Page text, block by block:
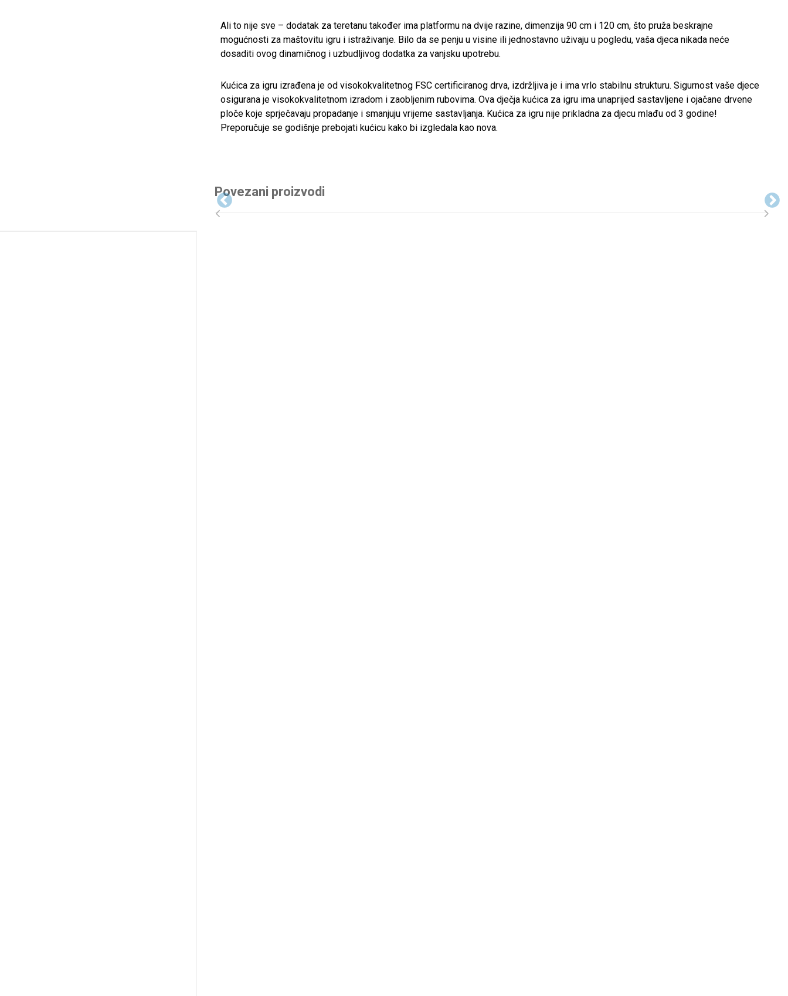
Ali to nije sve – dodatak za teretanu također ima platformu na dvije razine, dimenzija 90 cm i 120 cm, što pruža beskrajne
mogućnosti za maštovitu igru ​​i istraživanje. Bilo da se penju u visine ili jednostavno uživaju u pogledu, vaša djeca nikada neće
dosaditi ovog dinamičnog i uzbudljivog dodatka za vanjsku upotrebu.
Kućica za igru ​​izrađena je od visokokvalitetnog FSC certificiranog drva, izdržljiva je i ima vrlo stabilnu strukturu. Sigurnost vaše djece
osigurana je visokokvalitetnom izradom i zaobljenim rubovima. Ova dječja kućica za igru ​​ima unaprijed sastavljene i ojačane drvene
ploče koje sprječavaju propadanje i smanjuju vrijeme sastavljanja. Kućica za igru ​​nije prikladna za djecu mlađu od 3 godine!
Preporučuje se godišnje prebojati kućicu kako bi izgledala kao nova.
Povezani proizvodi